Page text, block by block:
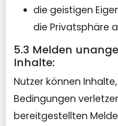
die geistigen
die Privatsphäre
5.3 Melden
Inhalte:
Nutzer können
Bedingungen
bereitgestellten